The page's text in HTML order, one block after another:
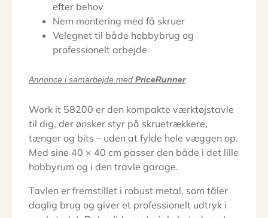
efter behov
Nem montering med få skruer
Velegnet til både hobbybrug og
professionelt arbejde
Annonce i samarbejde med PriceRunner
Work it 58200 er den kompakte værktøjstavle
til dig, der ønsker styr på skruetrækkere,
tænger og bits – uden at fylde hele væggen op.
Med sine 40 × 40 cm passer den både i det lille
hobbyrum og i den travle garage.
Tavlen er fremstillet i robust metal, som tåler
daglig brug og giver et professionelt udtryk i